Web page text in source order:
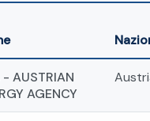
- AUSTRIAN
AGENCY